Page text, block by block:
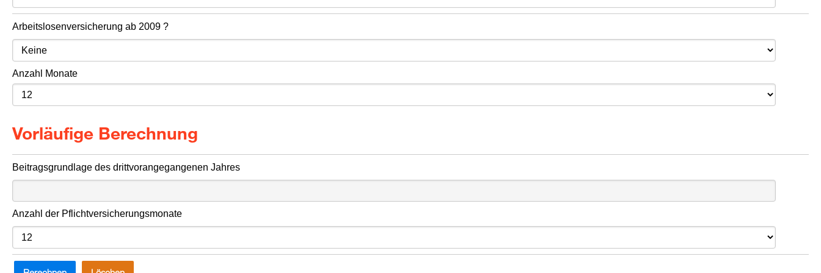
Arbeitslosenversicherung ab 2009 ?
Anzahl Monate
Vorläufige Berechnung
Beitragsgrundlage des drittvorangegangenen Jahres
Anzahl der Pflichtversicherungsmonate